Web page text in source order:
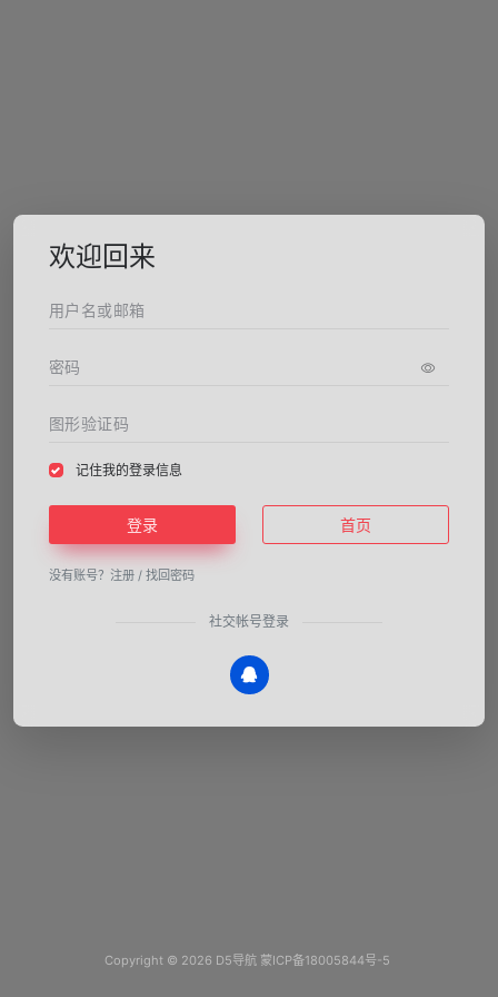
欢迎回来
记住我的登录信息
登录 首页
没有账号？ 注册 / 找回密码
社交帐号登录
Copyright © 2026 D5导航 蒙ICP备18005844号-5